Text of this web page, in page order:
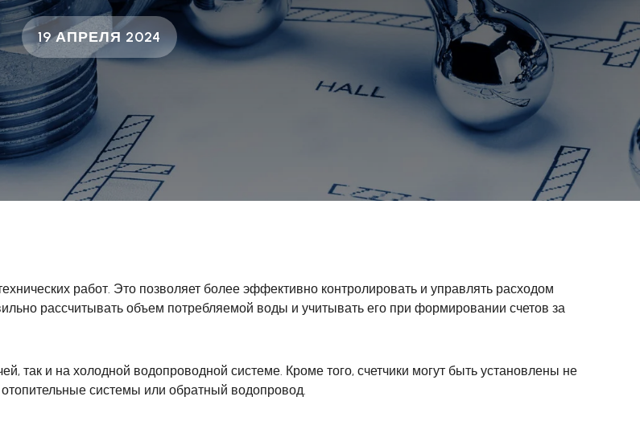
19 АПРЕЛЯ 2024
работ. Это позволяет более эффективно контролировать и управлять расходом
рассчитывать объем потребляемой воды и учитывать его при формировании счетов за
так и на холодной водопроводной системе. Кроме того, счетчики могут быть установлены не
отопительные системы или обратный водопровод.